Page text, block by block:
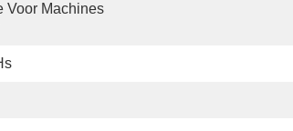
Voor Machines